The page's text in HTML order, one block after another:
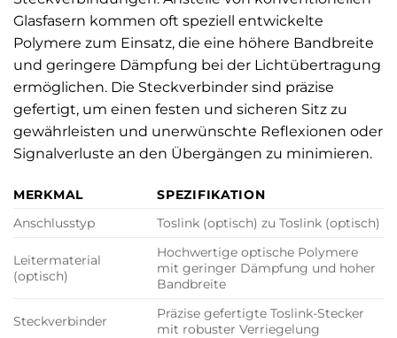
Glasfasern kommen oft speziell entwickelte
Polymere zum Einsatz, die eine höhere Bandbreite
und geringere Dämpfung bei der Lichtübertragung
ermöglichen. Die Steckverbinder sind präzise
gefertigt, um einen festen und sicheren Sitz zu
gewährleisten und unerwünschte Reflexionen oder
Signalverluste an den Übergängen zu minimieren.
MERKMAL
SPEZIFIKATION
Anschlusstyp
Toslink (optisch) zu Toslink (optisch)
Leitermaterial
(optisch)
Hochwertige optische Polymere
mit geringer Dämpfung und hoher
Bandbreite
Steckverbinder
Präzise gefertigte Toslink-Stecker
mit robuster Verriegelung